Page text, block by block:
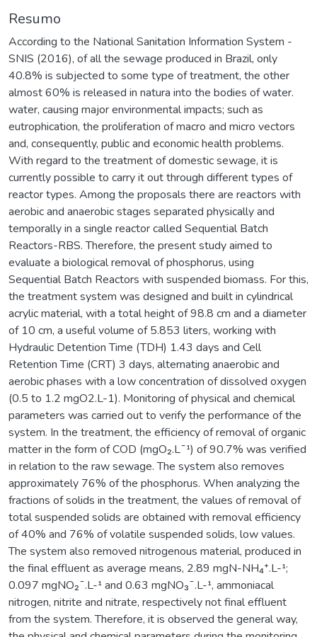
Resumo
According to the National Sanitation Information System -
SNIS (2016), of all the sewage produced in Brazil, only
40.8% is subjected to some type of treatment, the other
almost 60% is released in natura into the bodies of water.
water, causing major environmental impacts; such as
eutrophication, the proliferation of macro and micro vectors
and, consequently, public and economic health problems.
With regard to the treatment of domestic sewage, it is
currently possible to carry it out through different types of
reactor types. Among the proposals there are reactors with
aerobic and anaerobic stages separated physically and
temporally in a single reactor called Sequential Batch
Reactors-RBS. Therefore, the present study aimed to
evaluate a biological removal of phosphorus, using
Sequential Batch Reactors with suspended biomass. For this,
the treatment system was designed and built in cylindrical
acrylic material, with a total height of 98.8 cm and a diameter
of 10 cm, a useful volume of 5.853 liters, working with
Hydraulic Detention Time (TDH) 1.43 days and Cell
Retention Time (CRT) 3 days, alternating anaerobic and
aerobic phases with a low concentration of dissolved oxygen
(0.5 to 1.2 mgO2.L-1). Monitoring of physical and chemical
parameters was carried out to verify the performance of the
system. In the treatment, the efficiency of removal of organic
matter in the form of COD (mgO₂.L¯¹) of 90.7% was verified
in relation to the raw sewage. The system also removes
approximately 76% of the phosphorus. When analyzing the
fractions of solids in the treatment, the values of removal of
total suspended solids are obtained with removal efficiency
of 40% and 76% of volatile suspended solids, low values.
The system also removed nitrogenous material, produced in
the final effluent as average means, 2.89 mgN-NH₄⁺.L-¹;
0.097 mgNO₂¯.L-¹ and 0.63 mgNO₃¯.L-¹, ammoniacal
nitrogen, nitrite and nitrate, respectively not final effluent
from the system. Therefore, it is observed the general way,